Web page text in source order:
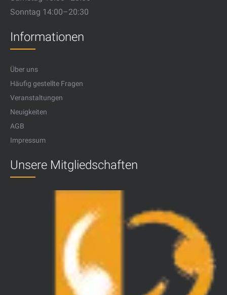
Sonntag 14:00–20:30
Informationen
Über uns
Häufig gestellte Fragen
Veranstaltungen
Neuigkeiten
AGB
Impressum
Unsere Mitgliedschaften